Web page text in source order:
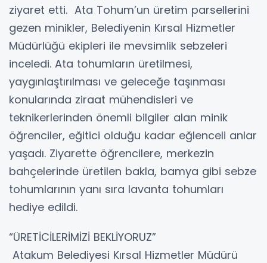
ziyaret etti. Ata Tohum’un üretim parsellerini
gezen minikler, Belediyenin Kırsal Hizmetler
Müdürlüğü ekipleri ile mevsimlik sebzeleri
inceledi. Ata tohumların üretilmesi,
yaygınlaştırılması ve geleceğe taşınması
konularında ziraat mühendisleri ve
teknikerlerinden önemli bilgiler alan minik
öğrenciler, eğitici olduğu kadar eğlenceli anlar
yaşadı. Ziyarette öğrencilere, merkezin
bahçelerinde üretilen bakla, bamya gibi sebze
tohumlarının yanı sıra lavanta tohumları
hediye edildi.
“ÜRETİCİLERİMİZİ BEKLİYORUZ”
Atakum Belediyesi Kırsal Hizmetler Müdürü